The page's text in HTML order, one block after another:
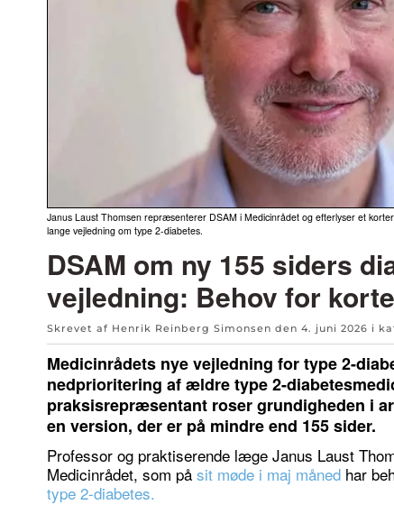
Janus Laust Thomsen repræsenterer DSAM i Medicinrådet og efterlyser et
lange vejledning om type 2-diabetes.
DSAM om ny 155 siders
vejledning: Behov for
Skrevet af Henrik Reinberg Simonsen den 4. juni 2026 i
Medicinrådets nye vejledning for type 2-
nedprioritering af ældre type 2-
praksisrepræsentant roser grundigheden i
en version, der er på mindre end 155 sider.
Professor og praktiserende læge Janus Laust
Medicinrådet, som på sit møde i maj måned har
type 2-diabetes.